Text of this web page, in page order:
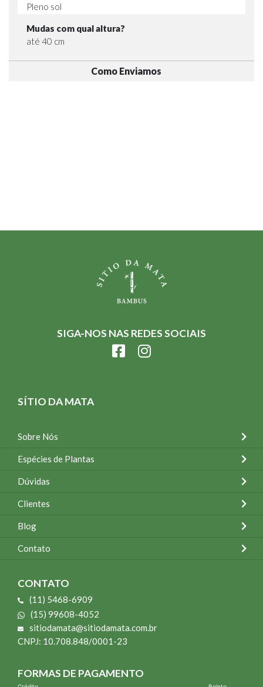
Pleno sol
Mudas com qual altura?
até 40 cm
Como Enviamos
SIGA-NOS NAS REDES SOCIAIS
SÍTIO DA MATA
Sobre Nós
Espécies de Plantas
Dúvidas
Clientes
Blog
Contato
CONTATO
(11) 5468-6909
(15) 99608-4052
sitiodamata@sitiodamata.com.br
CNPJ: 10.708.848/0001-23
FORMAS DE PAGAMENTO